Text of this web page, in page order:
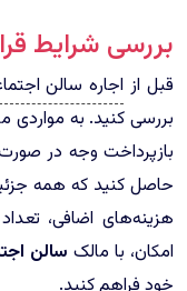
بررسی شرایط
قبل از اجاره سالن
بررسی کنید. به مواردی
بازپرداخت وجه در
حاصل کنید که همه
هزینه‌های اضافی،
امکان، با مالک سالن
خود فراهم کنید.